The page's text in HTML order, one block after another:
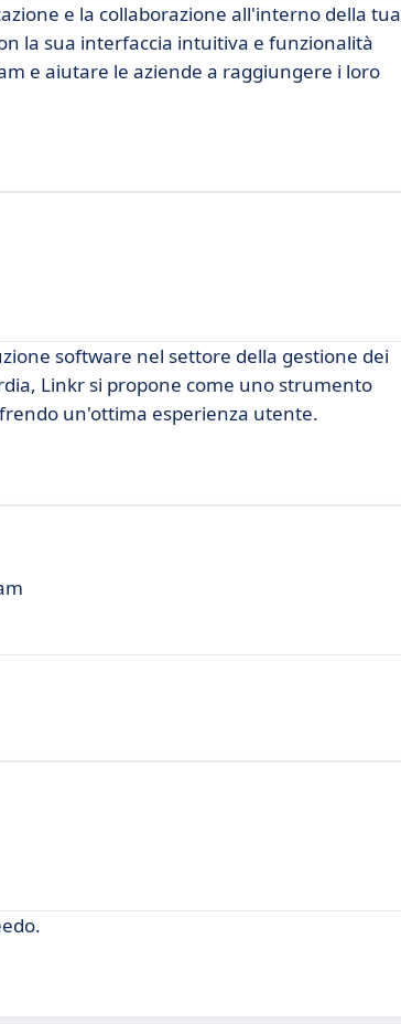
e la collaborazione all'interno della tua
la sua interfaccia intuitiva e funzionalità
e aiutare le aziende a raggiungere i loro
software nel settore della gestione dei
Linkr si propone come uno strumento
un'ottima esperienza utente.